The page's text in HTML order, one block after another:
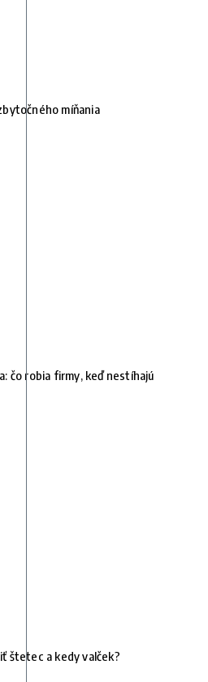
míňania
čo robia firmy, keď nestíhajú
štetec a kedy valček?